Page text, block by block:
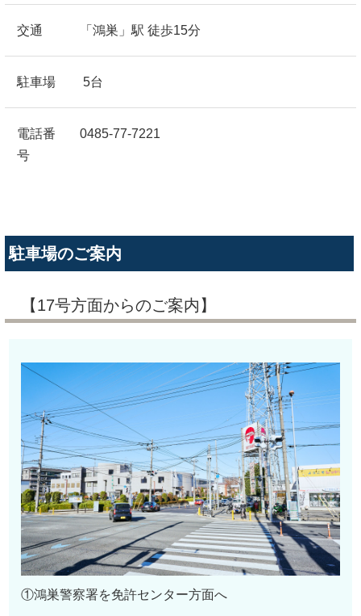
交通 「鴻巣」駅 徒歩15分
駐車場 5台
電話番
号
0485-77-7221
駐車場のご案内
【17号方面からのご案内】
①鴻巣警察署を免許センター方面へ